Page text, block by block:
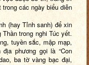
các ngày biểu diễn
(hay Tỉnh sanh) để xin
trong nghi Túc yết.
tuyền sắc, mập mạp,
phương gọi là “Con
ba tờ vàng bạc đại,